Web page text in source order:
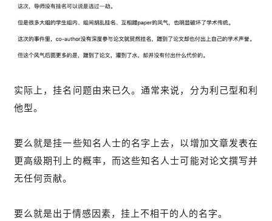
实际上，挂名问题由来已久。通常来说，分为利己型和利
他型。
要么就是挂一些知名人士的名字上去，以增加文章发表在
更高级期刊上的概率，而这些知名人士可能对论文撰写并
无任何贡献。
要么就是出于情感因素，挂上不相干的人的名字。